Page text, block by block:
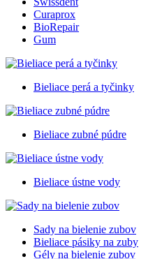
Curaprox
BioRepair
Gum
Bieliace perá a tyčinky
Bieliace zubné púdre
Bieliace ústne vody
Sady na bielenie zubov
Bieliace pásiky na zuby
Gély na bielenie zubov